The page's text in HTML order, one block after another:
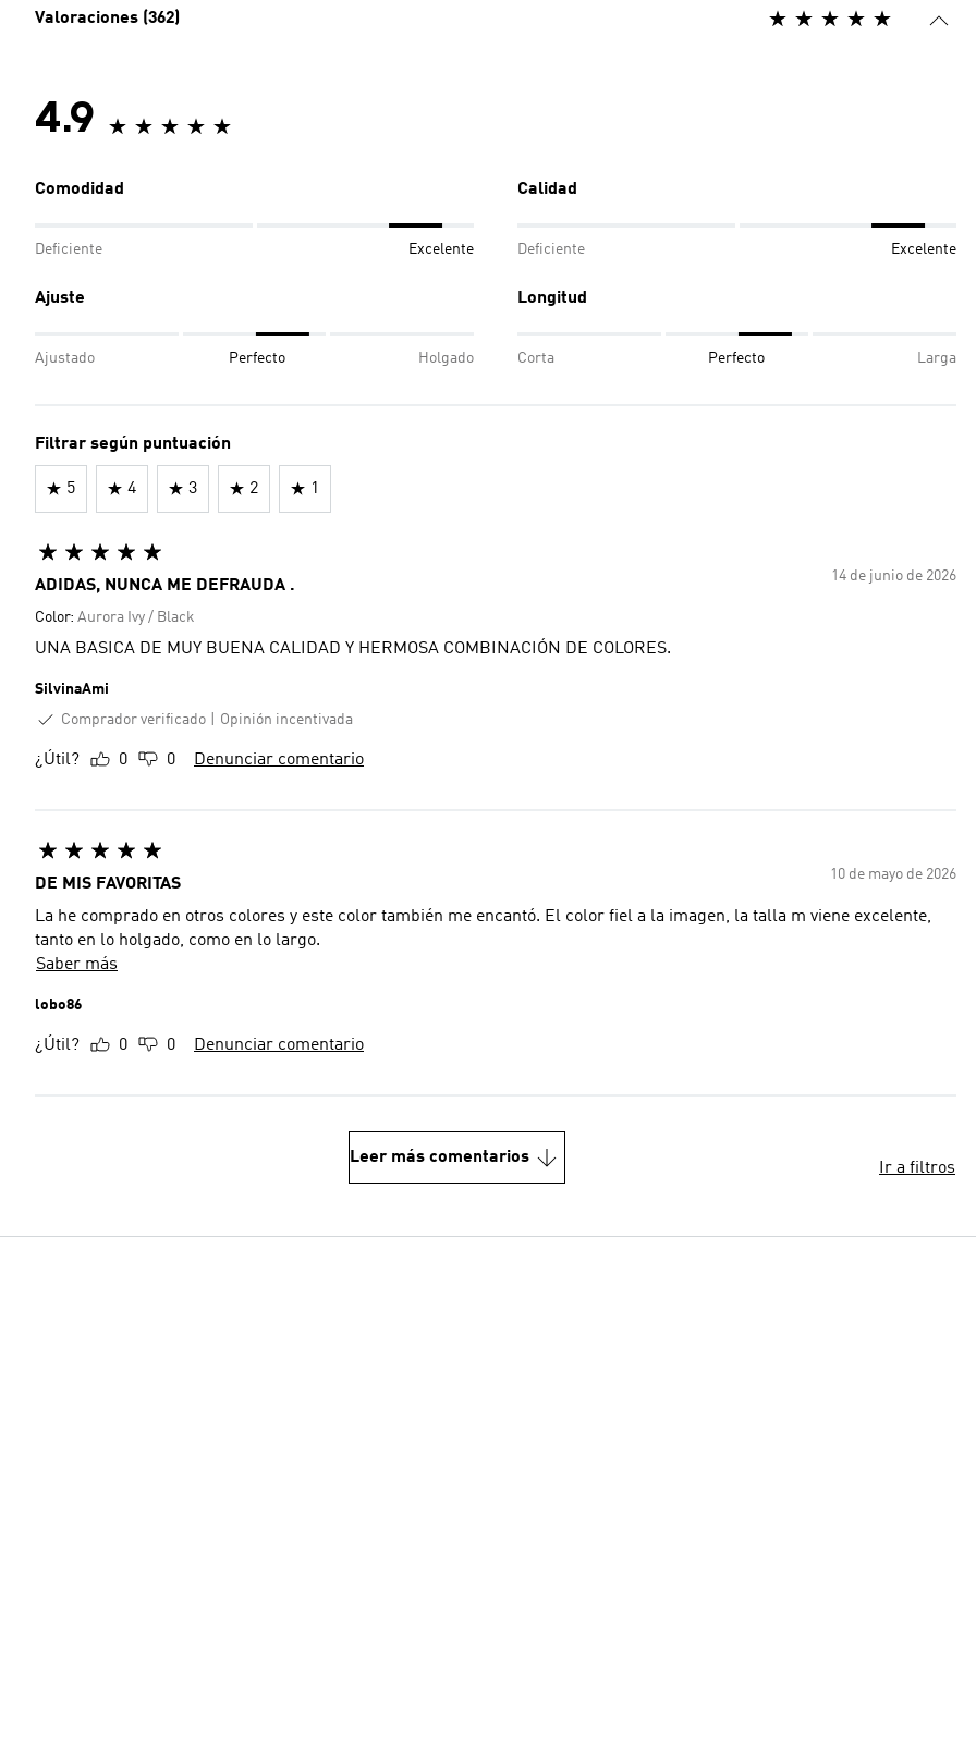
Valoraciones (362)
4.9
Comodidad
Deficiente Excelente
Calidad
Deficiente Excelente
Ajuste
Ajustado Perfecto Holgado
Longitud
Corta Perfecto Larga
Filtrar según puntuación
5 4 3 2 1
14 de junio de 2026
ADIDAS, NUNCA ME DEFRAUDA .
Color: Aurora Ivy / Black
UNA BASICA DE MUY BUENA CALIDAD Y HERMOSA COMBINACIÓN DE COLORES.
SilvinaAmi
Comprador verificado
Opinión incentivada
¿Útil? 0 0 Denunciar comentario
10 de mayo de 2026
DE MIS FAVORITAS
La he comprado en otros colores y este color también me encantó. El color fiel a la imagen, la talla m viene excelente,
tanto en lo holgado, como en lo largo.
Saber más
lobo86
¿Útil? 0 0 Denunciar comentario
Leer más comentarios
Ir a filtros